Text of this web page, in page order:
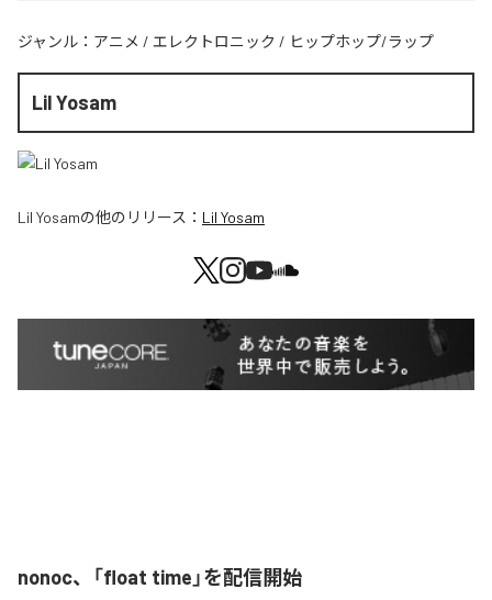
ジャンル： アニメ / エレクトロニック / ヒップホップ/ラップ
Lil Yosam
Lil Yosamの他のリリース： Lil Yosam
nonoc、「float time」を配信開始